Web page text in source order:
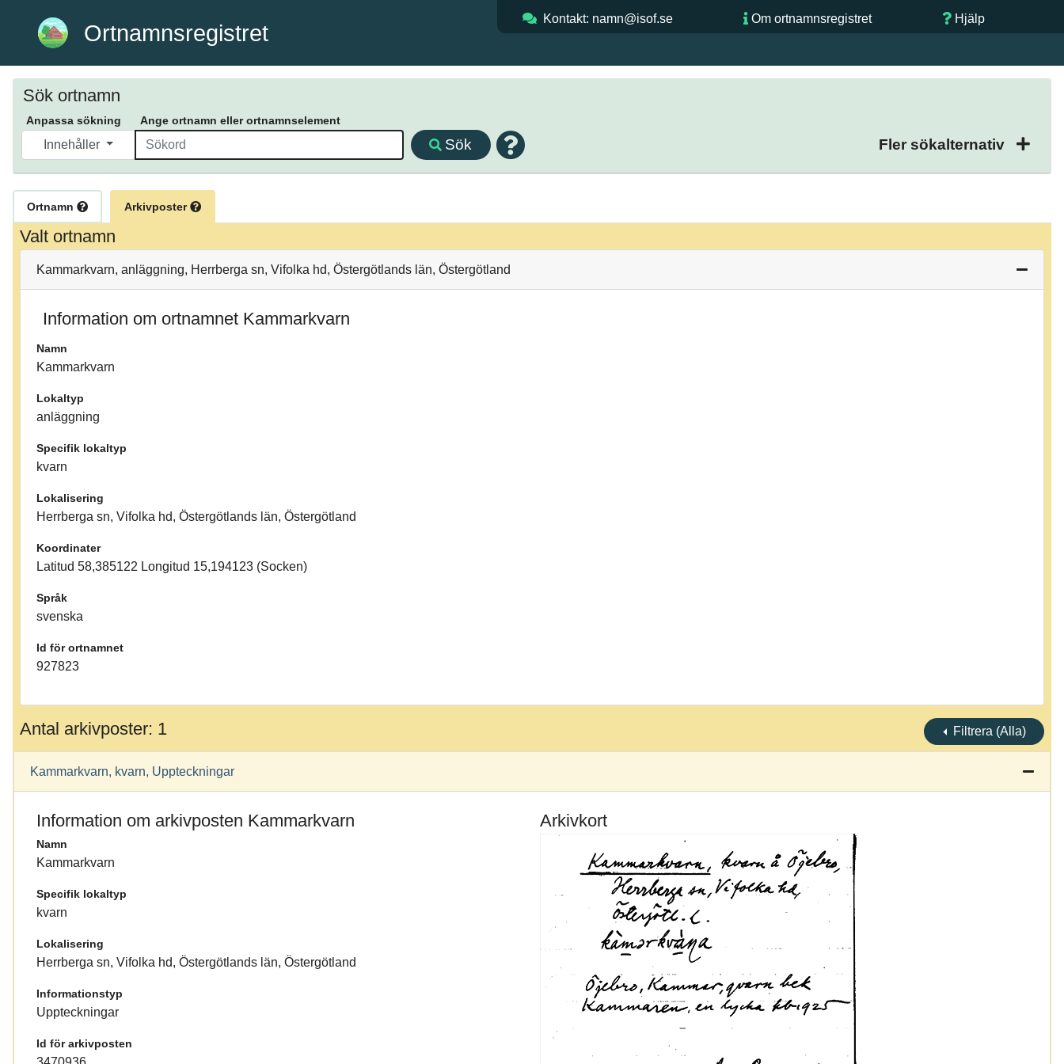
Ortnamnsregistret
Kontakt: namn@isof.se Om ortnamnsregistret Hjälp
Sök ortnamn
Anpassa sökning Ange ortnamn eller ortnamnselement
Innehåller Sök Fler sökalternativ
Ortnamn Arkivposter
Valt ortnamn
Kammarkvarn, anläggning, Herrberga sn, Vifolka hd, Östergötlands län, Östergötland
Information om ortnamnet Kammarkvarn
Namn
Kammarkvarn
Lokaltyp
anläggning
Specifik lokaltyp
kvarn
Lokalisering
Herrberga sn, Vifolka hd, Östergötlands län, Östergötland
Koordinater
Latitud 58,385122 Longitud 15,194123 (Socken)
Språk
svenska
Id för ortnamnet
927823
Antal arkivposter: 1 Filtrera (Alla)
Kammarkvarn, kvarn, Uppteckningar
Information om arkivposten Kammarkvarn
Namn
Kammarkvarn
Specifik lokaltyp
kvarn
Lokalisering
Herrberga sn, Vifolka hd, Östergötlands län, Östergötland
Informationstyp
Uppteckningar
Id för arkivposten
Arkivkort